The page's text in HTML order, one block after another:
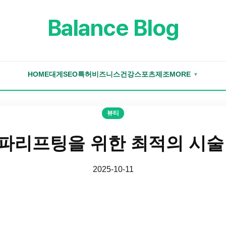
Balance Blog
HOME대게 SEO특허 비즈니스건강스포츠제조MORE ▼
뷰티
리프팅을 위한 최적의 시
2025-10-11